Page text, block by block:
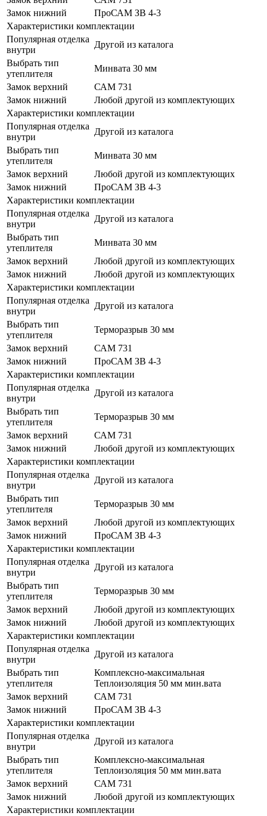
Замок нижний
ПроСАМ ЗВ 4-3
Характеристики комплектации
Популярная отделка
внутри
Другой из каталога
Выбрать тип
утеплителя
Минвата 30 мм
Замок верхний
САМ 731
Замок нижний
Любой другой из комплектующих
Характеристики комплектации
Популярная отделка
внутри
Другой из каталога
Выбрать тип
утеплителя
Минвата 30 мм
Замок верхний
Любой другой из комплектующих
Замок нижний
ПроСАМ ЗВ 4-3
Характеристики комплектации
Популярная отделка
внутри
Другой из каталога
Выбрать тип
утеплителя
Минвата 30 мм
Замок верхний
Любой другой из комплектующих
Замок нижний
Любой другой из комплектующих
Характеристики комплектации
Популярная отделка
внутри
Другой из каталога
Выбрать тип
утеплителя
Терморазрыв 30 мм
Замок верхний
САМ 731
Замок нижний
ПроСАМ ЗВ 4-3
Характеристики комплектации
Популярная отделка
внутри
Другой из каталога
Выбрать тип
утеплителя
Терморазрыв 30 мм
Замок верхний
САМ 731
Замок нижний
Любой другой из комплектующих
Характеристики комплектации
Популярная отделка
внутри
Другой из каталога
Выбрать тип
утеплителя
Терморазрыв 30 мм
Замок верхний
Любой другой из комплектующих
Замок нижний
ПроСАМ ЗВ 4-3
Характеристики комплектации
Популярная отделка
внутри
Другой из каталога
Выбрать тип
утеплителя
Терморазрыв 30 мм
Замок верхний
Любой другой из комплектующих
Замок нижний
Любой другой из комплектующих
Характеристики комплектации
Популярная отделка
внутри
Другой из каталога
Выбрать тип
утеплителя
Комплексно-максимальная
Теплоизоляция 50 мм мин.вата
Замок верхний
САМ 731
Замок нижний
ПроСАМ ЗВ 4-3
Характеристики комплектации
Популярная отделка
внутри
Другой из каталога
Выбрать тип
утеплителя
Комплексно-максимальная
Теплоизоляция 50 мм мин.вата
Замок верхний
САМ 731
Замок нижний
Любой другой из комплектующих
Характеристики комплектации